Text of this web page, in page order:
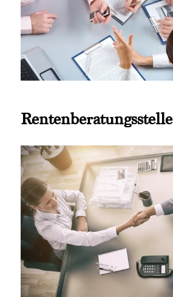
Rentenberatungsstelle